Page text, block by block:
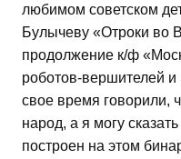
любимом советском
Булычеву «Отроки во
продолжение к/ф
роботов-вершителей и
свое время говорили,
народ, а я могу
построен на этом